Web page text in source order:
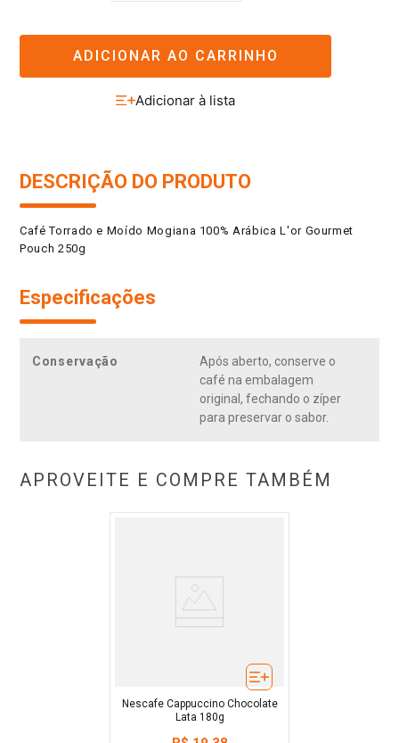
ADICIONAR AO CARRINHO
DESCRIÇÃO DO PRODUTO
Café Torrado e Moído Mogiana 100% Arábica L'or Gourmet
Pouch 250g
Especificações
Conservação
Após aberto, conserve o
café na embalagem
original, fechando o zíper
para preservar o sabor.
APROVEITE E COMPRE TAMBÉM
Nescafe Cappuccino Chocolate
Lata 180g